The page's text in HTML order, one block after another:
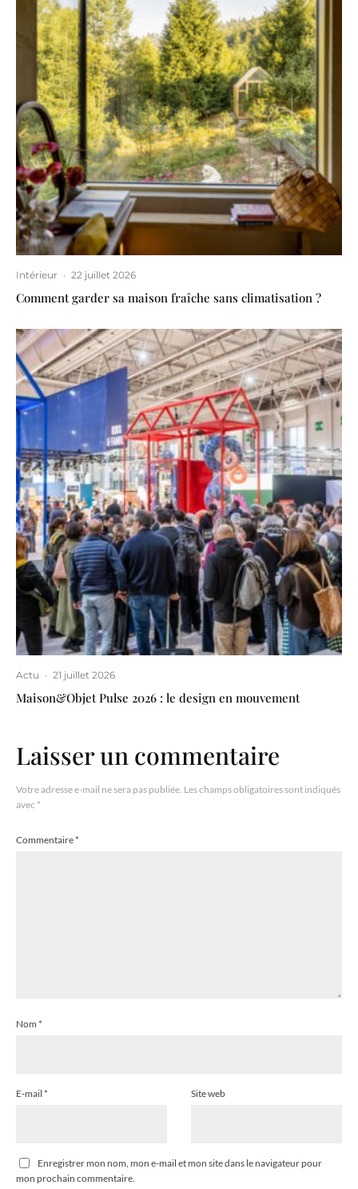
Intérieur · 22 juillet 2026
Comment garder sa maison fraîche sans climatisation ?
Actu · 21 juillet 2026
Maison&Objet Pulse 2026 : le design en mouvement
Laisser un commentaire
Votre adresse e-mail ne sera pas publiée. Les champs obligatoires sont indiqués
avec *
Commentaire*
Nom *
E-mail * Site web
Enregistrer mon nom, mon e-mail et mon site dans le navigateur pour
mon prochain commentaire.